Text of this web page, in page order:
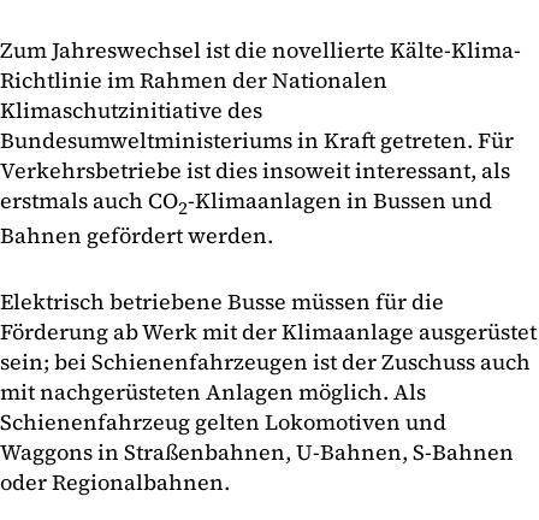
Zum Jahreswechsel ist die novellierte Kälte-Klima-
Richtlinie im Rahmen der Nationalen
Klimaschutzinitiative des
Bundesumweltministeriums in Kraft getreten. Für
Verkehrsbetriebe ist dies insoweit interessant, als
erstmals auch CO2-Klimaanlagen in Bussen und
Bahnen gefördert werden.
Elektrisch betriebene Busse müssen für die
Förderung ab Werk mit der Klimaanlage ausgerüstet
sein; bei Schienenfahrzeugen ist der Zuschuss auch
mit nachgerüsteten Anlagen möglich. Als
Schienenfahrzeug gelten Lokomotiven und
Waggons in Straßenbahnen, U-Bahnen, S-Bahnen
oder Regionalbahnen.